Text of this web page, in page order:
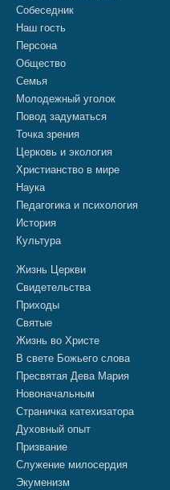
Собеседник
Наш гость
Персона
Общество
Семья
Молодежный уголок
Повод задуматься
Точка зрения
Церковь и экология
Христианство в мире
Наука
Педагогика и психология
История
Культура
Жизнь Церкви
Свидетельства
Приходы
Святые
Жизнь во Христе
В свете Божьего слова
Пресвятая Дева Мария
Новоначальным
Страничка катехизатора
Духовный опыт
Призвание
Служение милосердия
Экуменизм